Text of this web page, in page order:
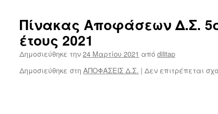
Πίνακας Αποφάσεων Δ.Σ.
έτους 2021
Δημοσιεύθηκε την24 Μαρτίου 2021 απόdilitap
Δημοσιεύθηκε στη ΑΠΟΦΑΣΕΙΣ Δ.Σ. | Δεν επιτρέπεται